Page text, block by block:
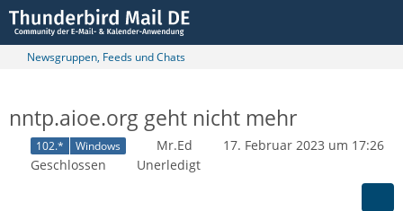
Newsgruppen, Feeds und Chats
nntp.aioe.org geht nicht mehr
102.* Windows Mr.Ed
17. Februar 2023 um 17:26
Geschlossen
Unerledigt